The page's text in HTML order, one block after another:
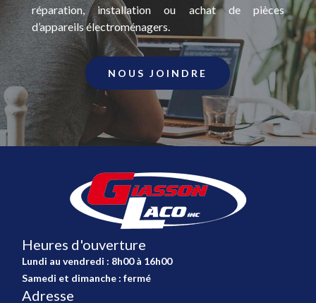
réparation, installation ou achat de pièces
d’appareils électroménagers.
NOUS JOINDRE
Heures d'ouverture
Lundi au vendredi : 8h00 à 16h00
Samedi et dimanche : fermé
Adresse